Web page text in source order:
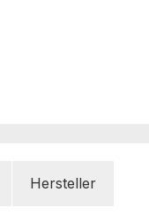
Hersteller